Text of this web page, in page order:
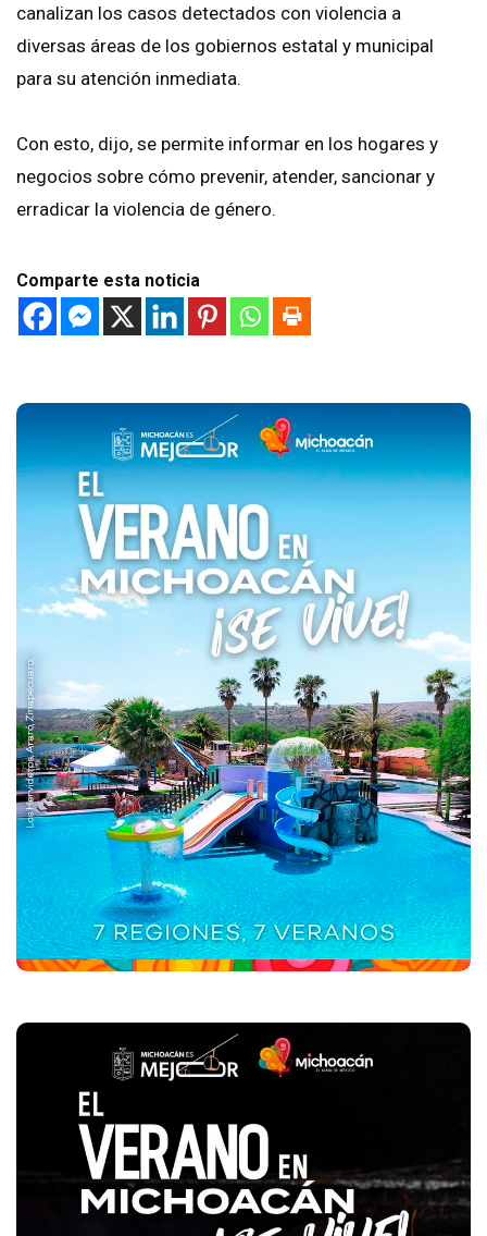
canalizan los casos detectados con violencia a
diversas áreas de los gobiernos estatal y municipal
para su atención inmediata.
Con esto, dijo, se permite informar en los hogares y
negocios sobre cómo prevenir, atender, sancionar y
erradicar la violencia de género.
Comparte esta noticia